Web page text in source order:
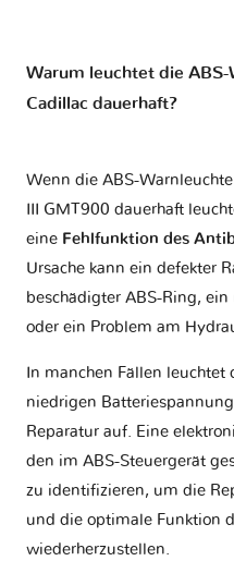
Warum leuchtet die
Cadillac dauerhaft?
Wenn die ABS-
III GMT900 dauerhaft
eine Fehlfunktion des
Ursache kann ein defekter
beschädigter ABS-Ring,
oder ein Problem am
In manchen Fällen leuchtet
niedrigen
Reparatur auf. Eine
den im ABS-Steuergerät
zu identifizieren, um die
und die optimale Funktion
wiederherzustellen.